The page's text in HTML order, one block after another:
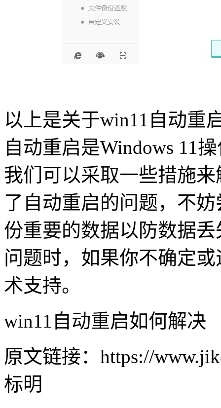
以上是关于win11 自动重
自动重启是Windows 11
我们可以采取一些措施
了自动重启的问题，不
份重要的数据以防数据
问题时，如果你不确定
术支持。
win11自动重启如何解决
原文链接：https://
标明